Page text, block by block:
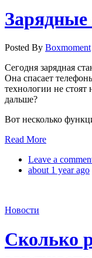
Зарядные
Posted By Boxmoment
Сегодня зарядная
Она спасает
технологии не стоят
дальше?
Вот несколько
Read More
Leave a
about 1 year ago
Новости
Cколько